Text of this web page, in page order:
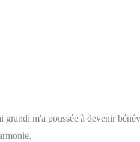
m'a poussée à devenir